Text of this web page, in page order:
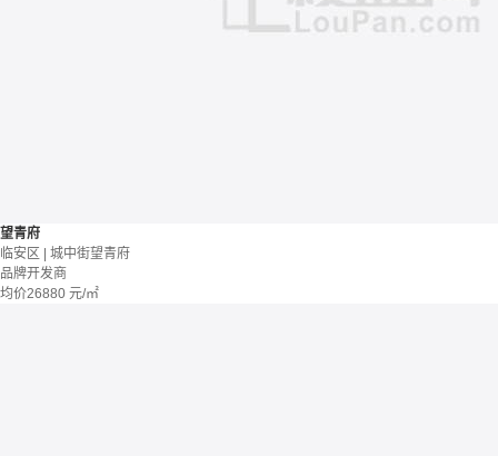
望青府
临安区 | 城中街望青府
品牌开发商
均价26880 元/㎡